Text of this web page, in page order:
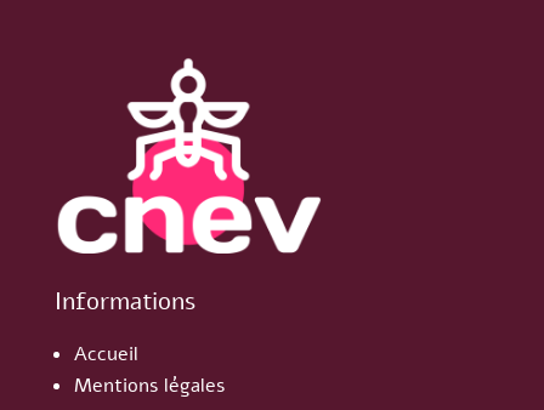
Informations
Accueil
Mentions légales